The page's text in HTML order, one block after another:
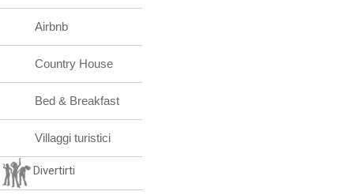
Airbnb
Country House
Bed & Breakfast
Villaggi turistici
Divertirti